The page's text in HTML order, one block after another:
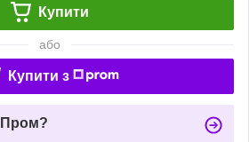
Купити
або
Купити з
Пром?